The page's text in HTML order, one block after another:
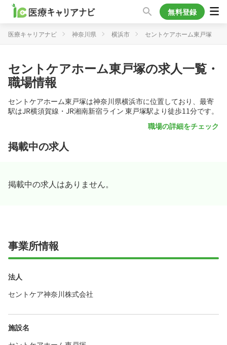
無料登録
医療キャリアナビ 神奈川県 横浜市 セントケアホーム東戸塚
セントケアホーム東戸塚の求人一覧・
職場情報
セントケアホーム東戸塚は神奈川県横浜市に位置しており、最寄
駅はJR横須賀線・JR湘南新宿ライン 東戸塚駅より徒歩11分です。
職場の詳細をチェック
掲載中の求人
掲載中の求人はありません。
事業所情報
法人
セントケア神奈川株式会社
施設名